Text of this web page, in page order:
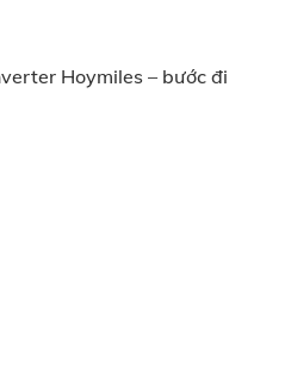
Hoymiles – bước đi